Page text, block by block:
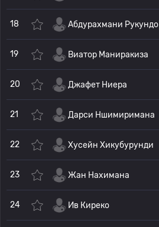
18 Абдурахмани Рукундо
19 Виатор Маниракиза
20 Джафет Ниера
21 Дарси Ншимиримана
22 Хусейн Хикубурунди
23 Жан Нахимана
24 Ив Киреко